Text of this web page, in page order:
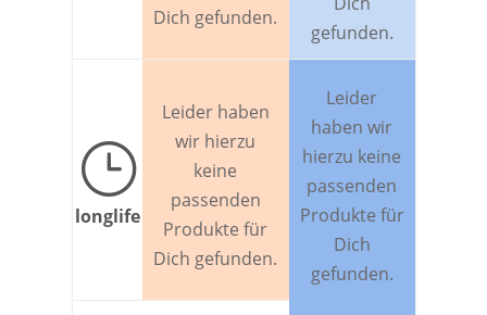
Dich gefunden.
gefunden.
}
longlife
Leider haben
wir hierzu
keine
passenden
Produkte für
Dich gefunden.
Leider
haben wir
hierzu keine
passenden
Produkte für
Dich
gefunden.